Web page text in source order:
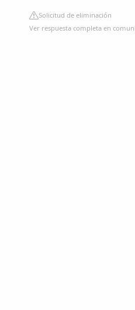
Solicitud de eliminación
Ver respuesta completa en